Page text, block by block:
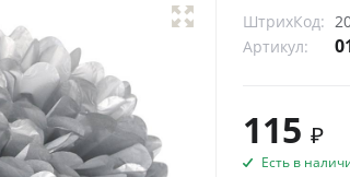
ШтрихКод:
Артикул:
115 ₽
Есть в